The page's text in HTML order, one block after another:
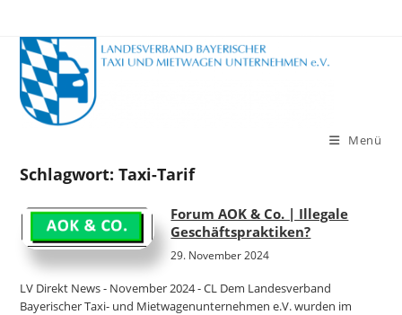
Inhalt
springen
Menü
Schlagwort:Taxi-Tarif
Forum AOK & Co. | Illegale
Geschäftspraktiken?
29. November 2024
LV Direkt News - November 2024 - CL Dem Landesverband
Bayerischer Taxi- und Mietwagenunternehmen e.V. wurden im